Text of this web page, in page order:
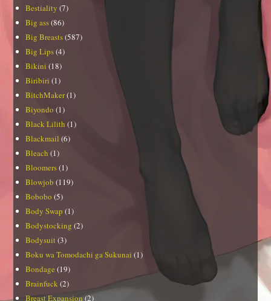
Bestiality (7)
Big ass(86)
Big Breasts(587)
Big Lips(4)
Bikini (18)
Biribiri (1)
BitchMaker(1)
Biyondo (1)
Black Lilith (1)
Blackmail (6)
Bleach (1)
Bloomers(1)
Blowjob (119)
Bobobo (5)
Body Swap (1)
Bodystocking (2)
Bodysuit (3)
Boku wa Tomodachi ga Sukunai (1)
Bondage (19)
Brainfuck (2)
Breast Expansion(2)